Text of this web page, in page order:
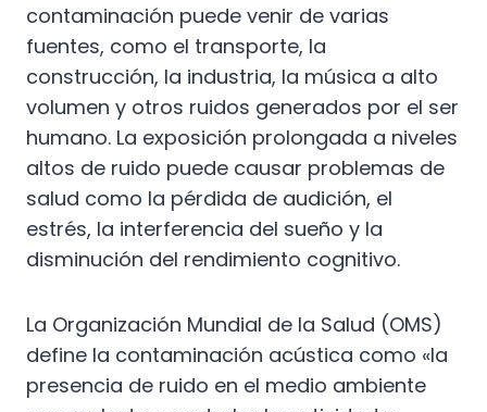
contaminación puede venir de varias
fuentes, como el transporte, la
construcción, la industria, la música a alto
volumen y otros ruidos generados por el ser
humano. La exposición prolongada a niveles
altos de ruido puede causar problemas de
salud como la pérdida de audición, el
estrés, la interferencia del sueño y la
disminución del rendimiento cognitivo.
La Organización Mundial de la Salud (OMS)
define la contaminación acústica como «la
presencia de ruido en el medio ambiente